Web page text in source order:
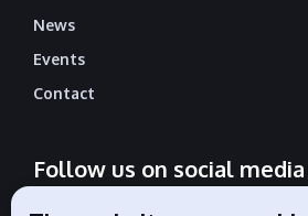
News
Events
Contact
Follow us on social media